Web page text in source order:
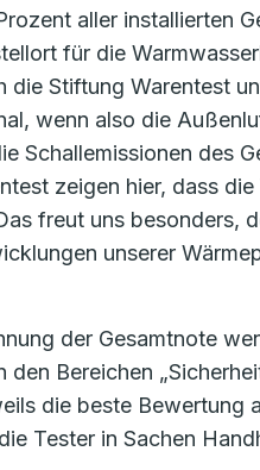
aller installierten
für die
Stiftung Warentest
wenn also die
Schallemissionen des
zeigen hier, dass
freut uns besonders,
unserer
der Gesamtnote
Bereichen
die beste Bewertung
Tester in Sachen